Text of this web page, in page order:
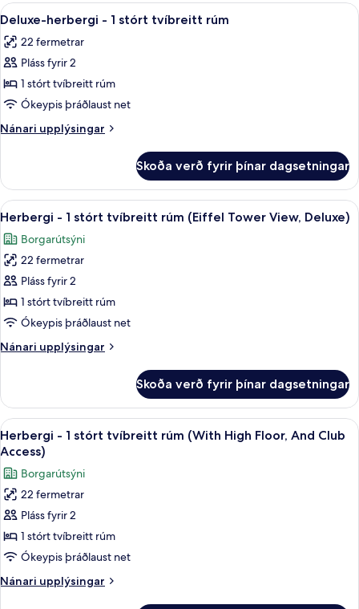
stórt
rúm
Skoða
allar
myndir
fyrir
Deluxe-
herbergi
-
1
tvíbreitt
rúm
Rúmföt af bestu gerð, öryggishólf í
9
Deluxe-herbergi - 1 stórt tvíbreitt rúm
22 fermetrar
Pláss fyrir 2
1 stórt tvíbreitt rúm
Ókeypis þráðlaust net
Nánari upplýsingar
Nánari
herbergi
1
tvíbreitt
rúm
Skoða verð fyrir þínar dagsetningar
Skoða
allar
myndir
fyrir
Herbergi
-
1
tvíbreitt
Tower
View,
Deluxe)
Rúmföt af bestu gerð, öryggishólf í
6
Herbergi - 1 stórt tvíbreitt rúm (Eiffel Tower View, Deluxe)
Borgarútsýni
22 fermetrar
Pláss fyrir 2
1 stórt tvíbreitt rúm
Ókeypis þráðlaust net
Nánari upplýsingar
Nánari
-
stórt
tvíbreitt
(Eiffel
Tower
View,
Deluxe)
Skoða verð fyrir þínar dagsetningar
Skoða
allar
myndir
fyrir
Herbergi
-
1
stórt
tvíbreitt
rúm
Herbergi - 1 stórt tvíbreitt rúm (With
5
Herbergi - 1 stórt tvíbreitt rúm (With High Floor, And Club
Access)
Borgarútsýni
22 fermetrar
Pláss fyrir 2
1 stórt tvíbreitt rúm
Ókeypis þráðlaust net
Nánari upplýsingar
Nánari